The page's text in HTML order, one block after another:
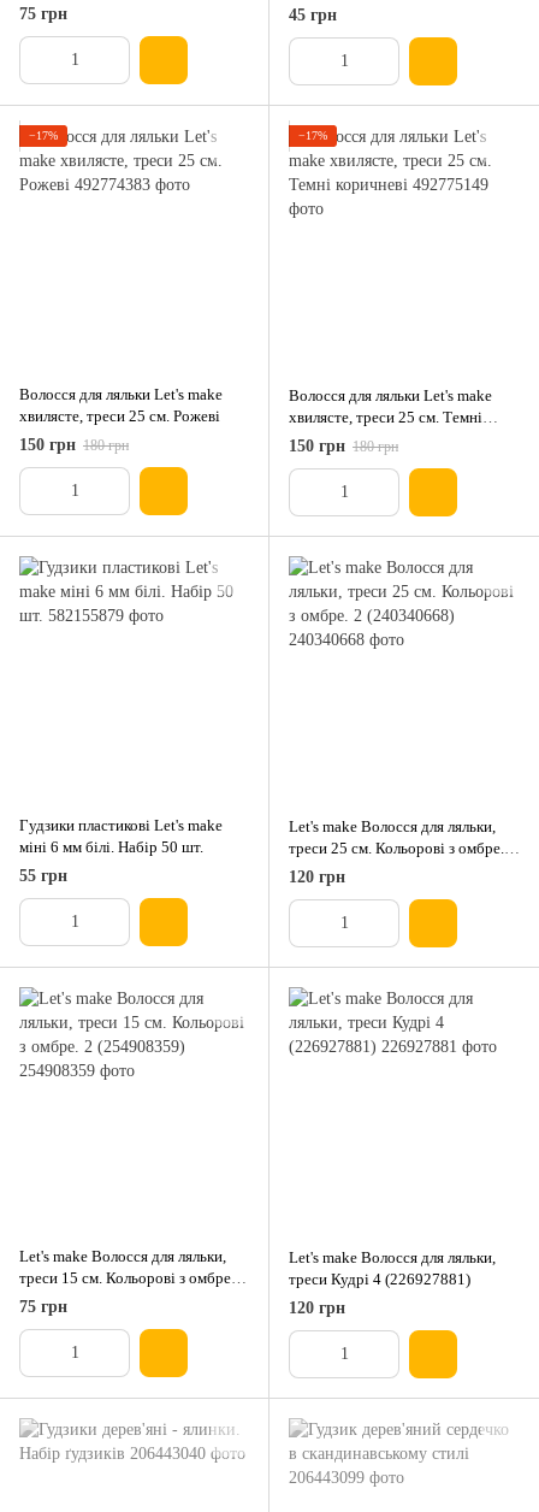
75 грн Світлий бузковий
45 грн
−17%
Волосся для ляльки Let's make
хвилясте, треси 25 см. Рожеві
150 грн 180 грн
−17%
Волосся для ляльки Let's make
хвилясте, треси 25 см. Темні
коричневі
150 грн 180 грн
Гудзики пластикові Let's make
міні 6 мм білі. Набір 50 шт.
55 грн
Let's make Волосся для ляльки,
треси 25 см. Кольорові з омбре. 2
(240340668)
120 грн
Let's make Волосся для ляльки,
треси 15 см. Кольорові з омбре. 2
(254908359)
75 грн
Let's make Волосся для ляльки,
треси Кудрі 4 (226927881)
120 грн